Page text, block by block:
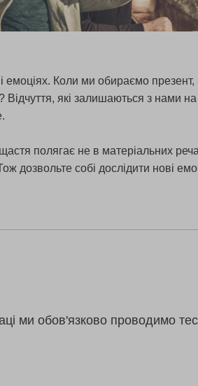
Коли ми обираємо презент,
Відчуття, які залишаються з нами
полягає не в матеріальних
собі дослідити нові
ми обов'язково проводимо